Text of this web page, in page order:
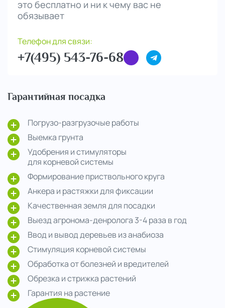
это бесплатно и ни к чему вас не
обязывает
Телефон для связи:
+7(495) 543-76-68
Гарантийная посадка
Погрузо-разгрузочые работы
Выемка грунта
Удобрения и стимуляторы
для корневой системы
Формирование приствольного круга
Анкера и растяжки для фиксации
Качественная земля для посадки
Выезд агронома-денролога 3-4 раза в год
Ввод и вывод деревьев из анабиоза
Стимуляция корневой системы
Обработка от болезней и вредителей
Обрезка и стрижка растений
Гарантия на растение